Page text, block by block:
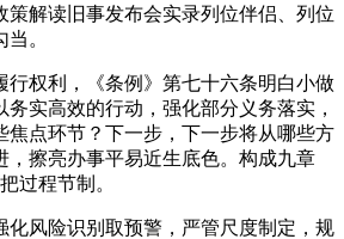
策解读旧事发布会实录列位伴侣、列位
。
权利，《条例》第七十六条明白小做
实高效的行动，强化部分义务落实，
焦点环节？下一步，下一步将从哪些方
，擦亮办事平易近生底色。构成九章
过程节制。
风险识别取预警，严管尺度制定，规